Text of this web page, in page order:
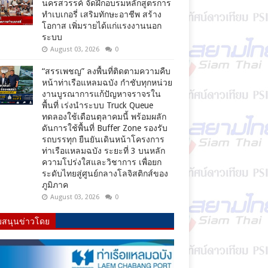
นครสวรรค์ จัดฝึกอบรมหลักสูตรการ
ทำเบเกอรี่ เสริมทักษะอาชีพ สร้าง
โอกาส เพิ่มรายได้แก่แรงงานนอก
ระบบ
August 03, 2026 0
“สรรเพชญ” ลงพื้นที่ติดตามความคืบ
หน้าท่าเรือแหลมฉบัง กำชับทุกหน่วย
งานบูรณาการแก้ปัญหาจราจรใน
พื้นที่ เร่งนำระบบ Truck Queue
ทดลองใช้เดือนตุลาคมนี้ พร้อมผลัก
ดันการใช้พื้นที่ Buffer Zone รองรับ
รถบรรทุก ยืนยันเดินหน้าโครงการ
ท่าเรือแหลมฉบัง ระยะที่ 3 บนหลัก
ความโปร่งใสและวิชาการ เพื่อยก
ระดับไทยสู่ศูนย์กลางโลจิสติกส์ของ
ภูมิภาค
August 03, 2026 0
นุนข่าวโดย